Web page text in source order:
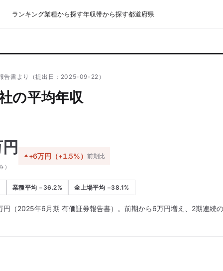
ランキング業種から探す年収帯から探す都道府県
告書より（提出日：2025-09-22）
の平均年収
）
+6万円（+1.5%） 前期比
業種平均 −36.2% 全上場平均 −38.1%
（2025年6月期 有価証券報告書）。前期から6万円増え、2期連続